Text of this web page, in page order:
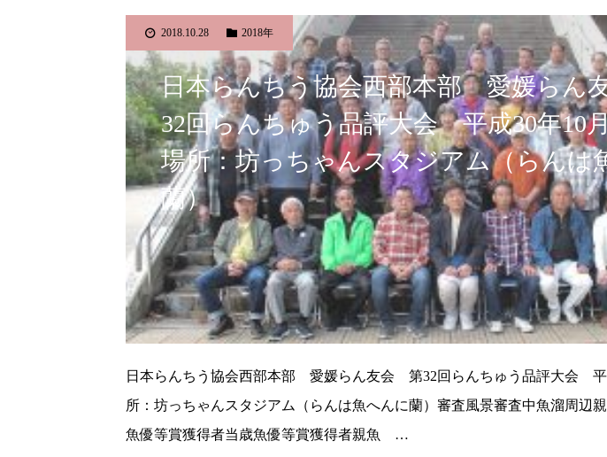
2018.10.28 2018年
日本らんちう協会西部本部 愛媛らん
32回らんちゅう品評大会 平成30年10
場所：坊っちゃんスタジアム（らんは
蘭）
日本らんちう協会西部本部 愛媛らん友会 第32回らんちゅう品評大会
所：坊っちゃんスタジアム（らんは魚へんに蘭）審査風景審査中魚溜周辺
魚優等賞獲得者当歳魚優等賞獲得者親魚 …